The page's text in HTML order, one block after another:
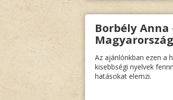
Borbély Anna
Az ajánlónkban ezen a
kisebbségi nyelvek
hatásokat elemzi.